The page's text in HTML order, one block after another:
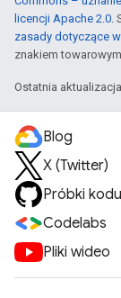
licencji Apache 2.0.
zasady dotyczące
znakiem
Ostatnia
Blog
X (Twitter)
Próbki kodu
Codelabs
Pliki wideo